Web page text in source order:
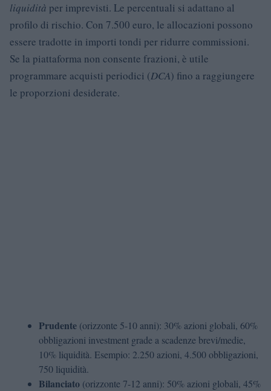
liquidità per imprevisti. Le percentuali si adattano al
profilo di rischio. Con 7.500 euro, le allocazioni possono
essere tradotte in importi tondi per ridurre commissioni.
Se la piattaforma non consente frazioni, è utile
programmare acquisti periodici (DCA) fino a raggiungere
le proporzioni desiderate.
Prudente (orizzonte 5-10 anni): 30% azioni globali, 60%
obbligazioni investment grade a scadenze brevi/medie,
10% liquidità. Esempio: 2.250 azioni, 4.500 obbligazioni,
750 liquidità.
Bilanciato (orizzonte 7-12 anni): 50% azioni globali, 45%